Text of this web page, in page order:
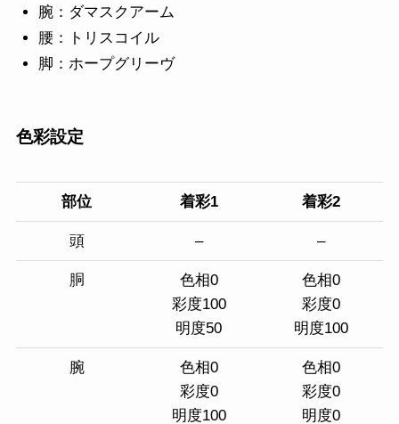
腕：ダマスクアーム
腰：トリスコイル
脚：ホープグリーヴ
色彩設定
部位 着彩1 着彩2
頭 – –
胴
色相0
彩度100
明度50
色相0
彩度0
明度100
腕
色相0
彩度0
明度100
色相0
彩度0
明度0